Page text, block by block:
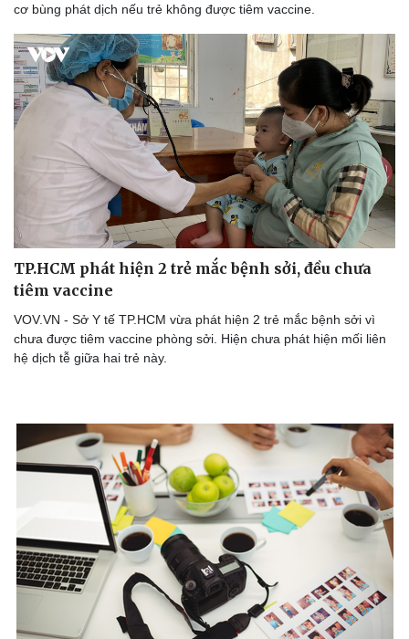
Du lịch
Tư vấn
Săn Tour
Podcast
Câu chuyện thời sự
Đọc truyện đêm khuya
Cửa sổ tình yêu
Kể chuyện cho bé
Hạt giống tâm hồn
cơ bùng phát dịch nếu trẻ không được tiêm vaccine.
TP.HCM phát hiện 2 trẻ mắc bệnh sởi, đều chưa
tiêm vaccine
VOV.VN - Sở Y tế TP.HCM vừa phát hiện 2 trẻ mắc bệnh sởi vì
chưa được tiêm vaccine phòng sởi. Hiện chưa phát hiện mối liên
hệ dịch tễ giữa hai trẻ này.